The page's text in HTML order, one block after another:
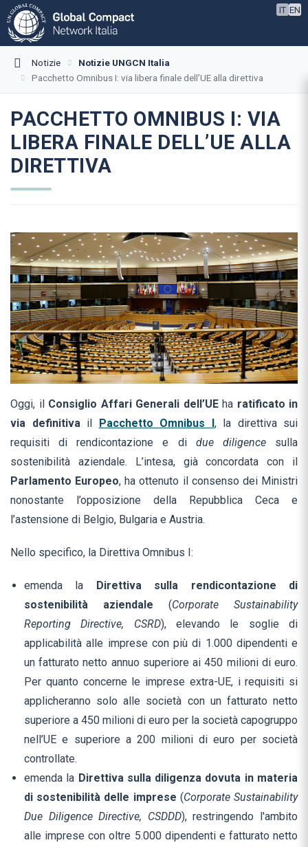
IT EN
Notizie
Notizie UNGCN Italia
Pacchetto Omnibus I: via libera finale dell’UE alla direttiva
PACCHETTO OMNIBUS I: VIA
LIBERA FINALE DELL’UE ALLA
DIRETTIVA
Oggi, il Consiglio Affari Generali dell’UEha ratificato in
via definitivail Pacchetto Omnibus I, la direttiva sui
requisiti di rendicontazione e di due diligencesulla
sostenibilità aziendale. L’intesa, già concordata con il
Parlamento Europeo, ha ottenuto il consenso dei Ministri
nonostante l’opposizione della Repubblica Ceca e
l’astensione di Belgio, Bulgaria e Austria.
Nello specifico, la Direttiva Omnibus I:
emenda la Direttiva sulla rendicontazione di
sostenibilità aziendale (Corporate Sustainability
Reporting Directive, CSRD), elevando le soglie di
applicabilità alle imprese con più di 1.000 dipendenti e
un fatturato netto annuo superiore ai 450 milioni di euro.
Per quanto concerne le imprese extra-UE, i requisiti si
applicheranno solo alle società con un fatturato netto
superiore a 450 milioni di euro per la società capogruppo
nell’UE e superiore a 200 milioni di euro per società
controllate.
emenda la Direttiva sulla diligenza dovuta in materia
di sostenibilità delle imprese (Corporate Sustainability
Due Diligence Directive, CSDDD), restringendo l'ambito
alle imprese con oltre 5.000 dipendenti e fatturato netto